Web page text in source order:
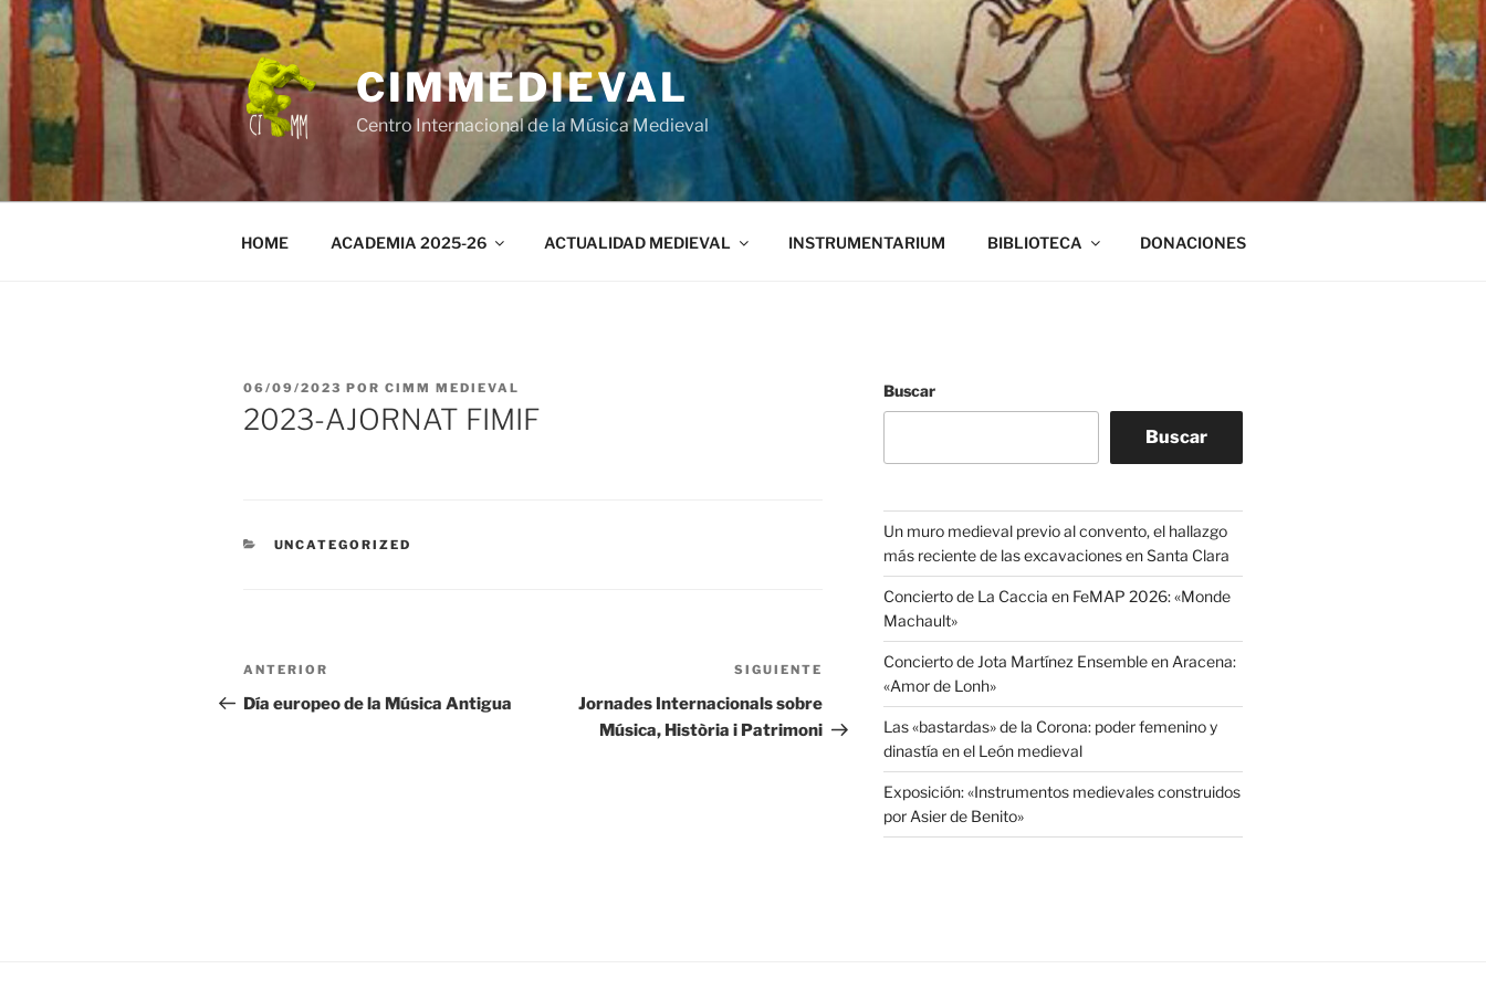
Saltar
contenido
CIMMEDIEVAL
Centro Internacional de la Música Medieval
HOME ACADEMIA 2025-26 ACTUALIDAD MEDIEVAL INSTRUMENTARIUM BIBLIOTECA DONACIONES
PUBLICADO
EL
06/09/2023 POR CIMM MEDIEVAL
2023-AJORNAT FIMIF
CATEGORÍAS
UNCATEGORIZED
Navegación
de
Entrada
anterior:
ANTERIOR
Día europeo de la Música Antigua
Siguiente
entrada
SIGUIENTE
Jornades Internacionals sobre
Música, Història i Patrimoni
Buscar
Buscar
Un muro medieval previo al convento, el hallazgo
más reciente de las excavaciones en Santa Clara
Concierto de La Caccia en FeMAP 2026: «Monde
Machault»
Concierto de Jota Martínez Ensemble en Aracena:
«Amor de Lonh»
Las «bastardas» de la Corona: poder femenino y
dinastía en el León medieval
Exposición: «Instrumentos medievales construidos
por Asier de Benito»